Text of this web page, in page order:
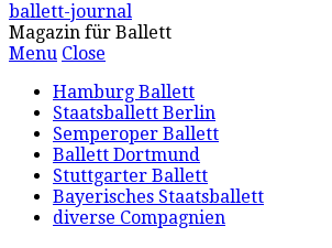
ballett-journal
Magazin für Ballett
Menu Close
Hamburg Ballett
Staatsballett Berlin
Semperoper Ballett
Ballett Dortmund
Stuttgarter Ballett
Bayerisches Staatsballett
diverse Compagnien